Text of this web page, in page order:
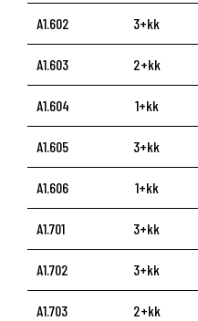
A1.602 3+kk
A1.603 2+kk
A1.604 1+kk
A1.605 3+kk
A1.606 1+kk
A1.701 3+kk
A1.702 3+kk
A1.703 2+kk